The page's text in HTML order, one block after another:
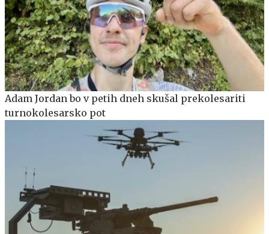
Adam Jordan bo v petih dneh skušal prekolesariti
turnokolesarsko pot